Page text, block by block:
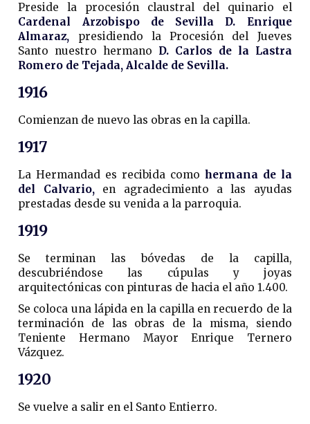
Preside la procesión claustral del quinario el
Cardenal Arzobispo de Sevilla D. Enrique
Almaraz, presidiendo la Procesión del Jueves
Santo nuestro hermano D. Carlos de la Lastra
Romero de Tejada, Alcalde de Sevilla.
1916
Comienzan de nuevo las obras en la capilla.
1917
La Hermandad es recibida como hermana de la
del Calvario,en agradecimiento a las ayudas
prestadas desde su venida a la parroquia.
1919
Se terminan las bóvedas de la capilla,
descubriéndose las cúpulas y joyas
arquitectónicas con pinturas de hacia el año 1.400.
Se coloca una lápida en la capilla en recuerdo de la
terminación de las obras de la misma, siendo
Teniente Hermano Mayor Enrique Ternero
Vázquez.
1920
Se vuelve a salir en el Santo Entierro.